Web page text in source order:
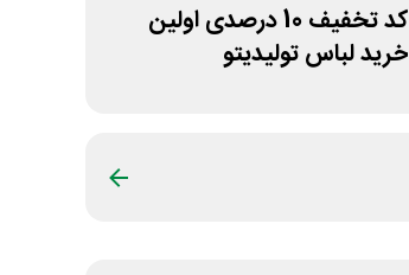
کد تخفیف 10 درصدی اولین
خرید لباس تولیدیتو